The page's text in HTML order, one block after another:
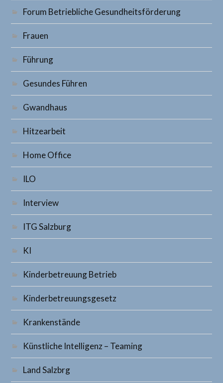
Forum Betriebliche Gesundheitsförderung
Frauen
Führung
Gesundes Führen
Gwandhaus
Hitzearbeit
Home Office
ILO
Interview
ITG Salzburg
KI
Kinderbetreuung Betrieb
Kinderbetreuungsgesetz
Krankenstände
Künstliche Intelligenz – Teaming
Land Salzbrg